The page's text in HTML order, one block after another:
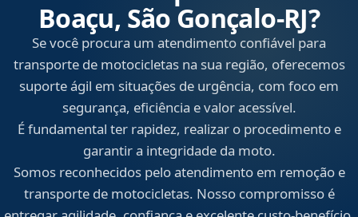
Boaçu, São Gonçalo‑RJ?
Se você procura um atendimento confiável para
transporte de motocicletas na sua região, oferecemos
suporte ágil em situações de urgência, com foco em
segurança, eficiência e valor acessível.
É fundamental ter rapidez, realizar o procedimento e
garantir a integridade da moto.
Somos reconhecidos pelo atendimento em remoção e
transporte de motocicletas. Nosso compromisso é